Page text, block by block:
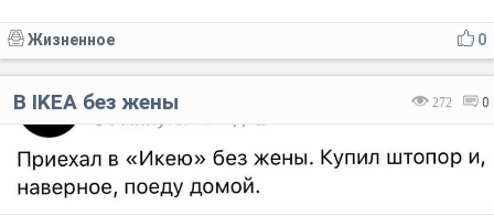
0
Жизненное
272 0
В IKEA без жены